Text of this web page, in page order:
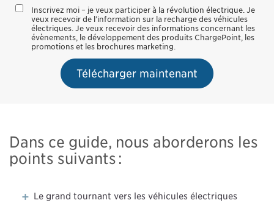
Inscrivez moi – je veux participer à la révolution électrique. Je
veux recevoir de l’information sur la recharge des véhicules
électriques. Je veux recevoir des informations concernant les
évènements, le développement des produits ChargePoint, les
promotions et les brochures marketing.
Télécharger maintenant
Dans ce guide, nous aborderons les
points suivants :
Le grand tournant vers les véhicules électriques